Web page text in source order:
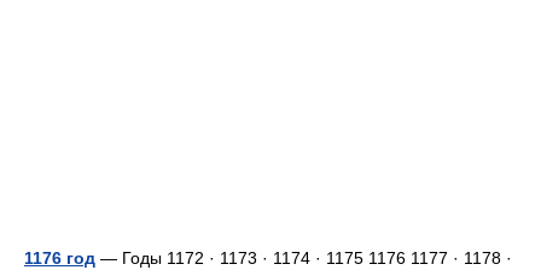
1176 год — Годы 1172 · 1173 · 1174 · 1175 1176 1177 · 1178 ·